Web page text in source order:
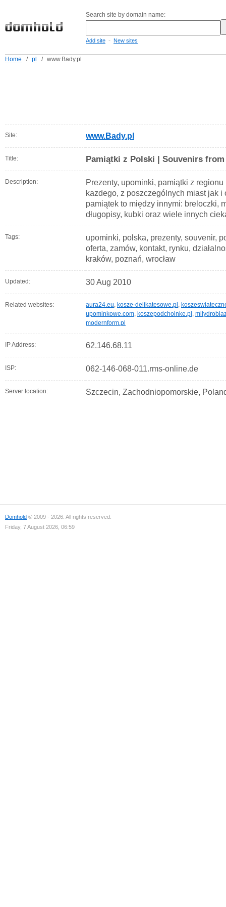
Search site by domain name:
Add site - New sites
Home / pl / www.Bady.pl
Site: www.Bady.pl
Title: Pamiątki z Polski | Souvenirs from
Description:
Prezenty, upominki, pamiątki z
kazdego, z poszczególnych miast jak
pamiątek to między innymi: breloczki,
długopisy, kubki oraz wiele innych
Tags:
upominki, polska, prezenty, souvenir,
oferta, zamów, kontakt, rynku,
kraków, poznań, wrocław
Updated: 30 Aug 2010
Related websites: aura24.eu, kosze-delikatesowe.pl ,
upominkowe.com, koszepodchoinke.pl ,
modernform.pl
IP Address: 62.146.68.11
ISP: 062-146-068-011.rms-online.de
Server location: Szczecin, Zachodniopomorskie,
Domhold © 2009 - 2026. All rights reserved.
Friday, 7 August 2026, 06:59